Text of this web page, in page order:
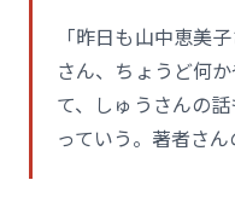
「昨日も山中恵美
さん、ちょうど何
て、しゅうさんの
っていう。著者さ